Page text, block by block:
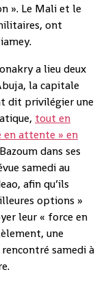
». Le Mali et le
ont
a lieu deux
la capitale
dit privilégier une
tout en
en attente » en
dans ses
samedi au
afin qu’ils
options »
leur « force en
une
samedi à